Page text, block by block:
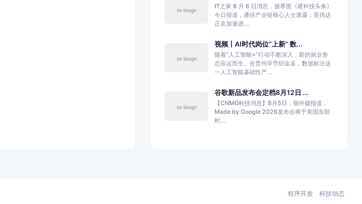
IT之家 8 月 6 日消息，据界面《硬科技头条》
今日报道，通信产业链核心人士透露，英伟达
正在加速进...
视频丨AI时代岗位“上新” 数...
随着“人工智能+”行动不断深入，新的就业形
态应运而生。在贵州毕节织金县，数据标注这
一人工智能基础性产...
谷歌新品发布会定档8月12日 ...
【CNMO科技消息】8月5日，据外媒报道，
Made by Google 2026发布会将于美国东部
时...
程序开发 科技动态